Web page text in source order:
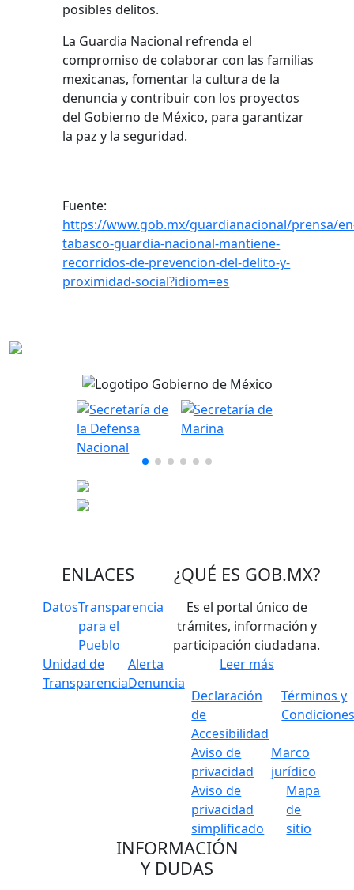
posibles delitos.
La Guardia Nacional refrenda el
compromiso de colaborar con las familias
mexicanas, fomentar la cultura de la
denuncia y contribuir con los proyectos
del Gobierno de México, para garantizar
la paz y la seguridad.
Fuente:
https://www.gob.mx/guardianacional/prensa/
tabasco-guardia-nacional-mantiene-
recorridos-de-prevencion-del-delito-y-
proximidad-social?idiom=es
ENLACES
DatosTransparencia
para el
Pueblo
Unidad de
Transparencia
Alerta
Denuncia
¿QUÉ ES GOB.MX?
Es el portal único de
trámites, información y
participación ciudadana.
Leer más
Declaración
de
Accesibilidad
Términos y
Aviso de
privacidad
Marco
jurídico
Aviso de
privacidad
simplificado
Mapa
de
sitio
INFORMACIÓN
Y DUDAS